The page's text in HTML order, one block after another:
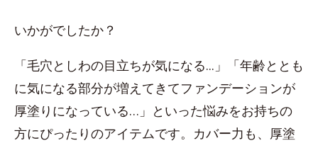
いかがでしたか？
「毛穴としわの目立ちが気になる...」「年齢ととも
に気になる部分が増えてきてファンデーションが
厚塗りになっている…」といった悩みをお持ちの
方にぴったりのアイテムです。カバー力も、厚塗